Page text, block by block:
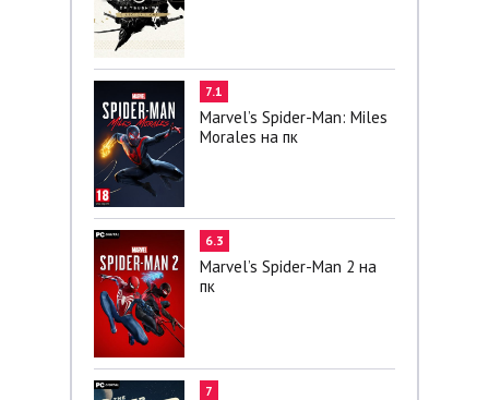
7.1
Marvel’s Spider-Man: Miles
Morales на пк
6.3
Marvel’s Spider-Man 2 на
пк
7